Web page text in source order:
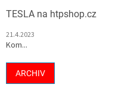
TESLA na htpshop.cz
21.4.2023
Kom...
ARCHIV